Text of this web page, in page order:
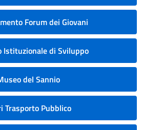
Forum dei Giovani
Istituzionale di Sviluppo
del Sannio
Trasporto Pubblico